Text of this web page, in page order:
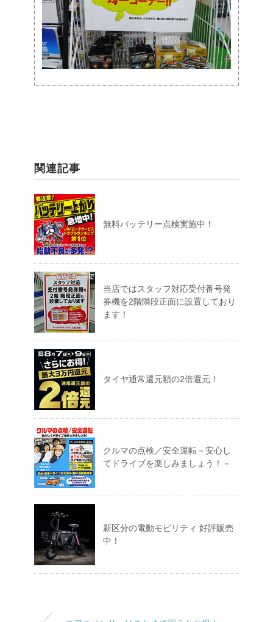
関連記事
無料バッテリー点検実施中！
当店ではスタッフ対応受付番号発
券機を2階階段正面に設置しており
ます！
タイヤ通常還元額の2倍還元！
クルマの点検／安全運転－安心し
てドライブを楽しみましょう！－
新区分の電動モビリティ 好評販売
中！